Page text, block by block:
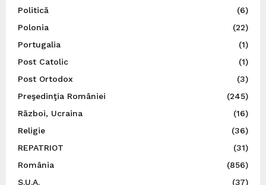
Politică
(6)
Polonia
(22)
Portugalia
(1)
Post Catolic
(1)
Post Ortodox
(3)
Preşedinţia României
(245)
Război, Ucraina
(16)
Religie
(36)
REPATRIOT
(31)
România
(856)
S.U.A.
(37)